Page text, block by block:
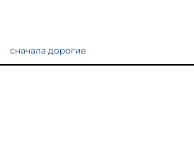
сначала дорогие